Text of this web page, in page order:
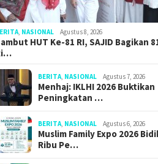
NASIONAL Agustus 8, 2026
HUT Ke-81 RI, SAJID Bagikan
BERITA NASIONAL Agustus 7, 2026
Menhaj: IKLHI 2026 Buktikan
Peningkatan …
BERITA NASIONAL Agustus 6, 2026
Muslim Family Expo 2026
Ribu Pe…